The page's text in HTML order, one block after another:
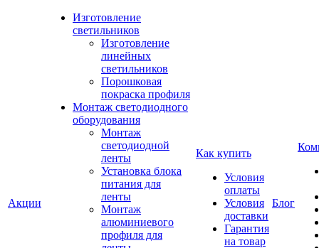
Акции
Изготовление
светильников
Изготовление
линейных
светильников
Порошковая
покраска профиля
Монтаж светодиодного
оборудования
Монтаж
светодиодной
ленты
Установка блока
питания для
ленты
Монтаж
алюминиевого
профиля для
Как купить
Условия
оплаты
Условия
доставки
Гарантия
на товар
Блог